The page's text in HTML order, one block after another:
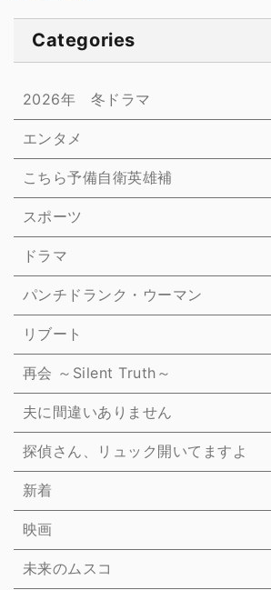
Categories
2026年 冬ドラマ
エンタメ
こちら予備自衛英雄補
スポーツ
ドラマ
パンチドランク・ウーマン
リブート
再会 ～Silent Truth～
夫に間違いありません
探偵さん、リュック開いてますよ
新着
映画
未来のムスコ